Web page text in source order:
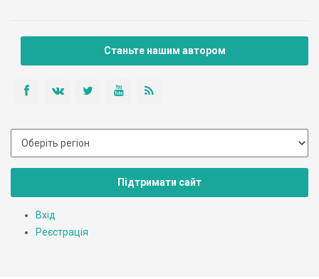
і краєзнавці, і науковці, і архітектори”, – розповіла […]
Станьте нашим автором
Підтримати сайт
Вхід
Реєстрація